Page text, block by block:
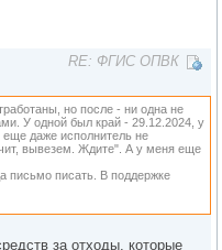
RE: ФГИС ОПВК
но после - ни одна не
У одной был край - 29.12.2024, у
еще даже исполнитель не
вывезем. Ждите". А у меня еще
письмо писать. В поддержке
за отходы, которые